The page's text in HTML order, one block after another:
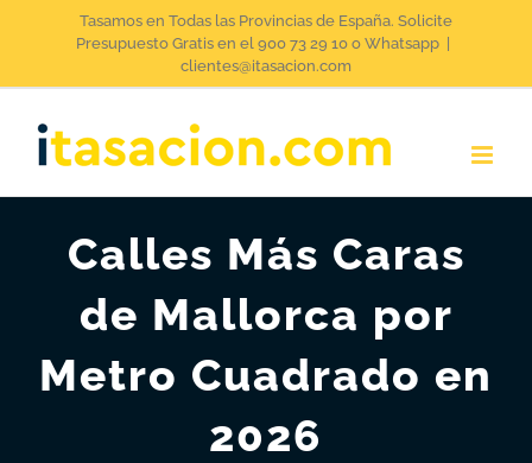
Tasamos en Todas las Provincias de España. Solicite
Presupuesto Gratis en el 900 73 29 10 o Whatsapp
clientes@itasacion.com
Calles Más Caras
de Mallorca por
Metro Cuadrado en
2026